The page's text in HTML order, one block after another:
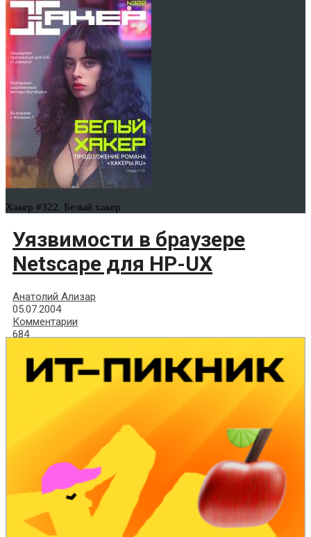
Хакер #322. Белый хакер
Уязвимости в браузере
Netscape для HP-UX
Анатолий Ализар
05.07.2004
Комментарии
684